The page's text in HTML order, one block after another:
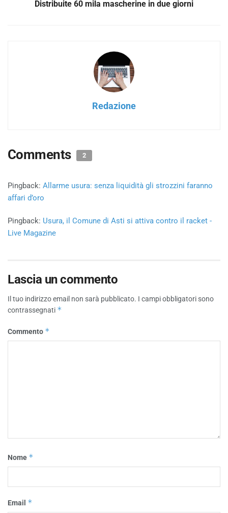
Distribuite 60 mila mascherine in due giorni
Redazione
Comments 2
Pingback: Allarme usura: senza liquidità gli strozzini faranno
affari d’oro
Pingback: Usura, il Comune di Asti si attiva contro il racket -
Live Magazine
Lascia un commento
Il tuo indirizzo email non sarà pubblicato. I campi obbligatori sono
contrassegnati *
Commento *
Nome *
Email *